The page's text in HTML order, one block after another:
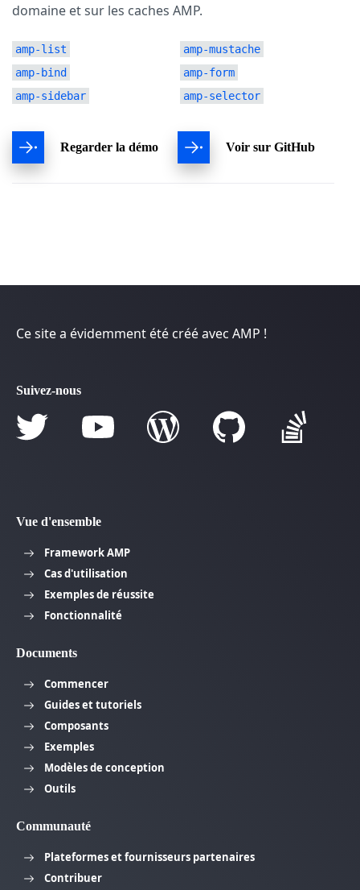
domaine et sur les caches AMP.
amp-list
amp-mustache
amp-bind
amp-form
amp-sidebar
amp-selector
Regarder la démo Voir sur GitHub
Ce site a évidemment été créé avec AMP !
Suivez-nous
Vue d'ensemble
Framework AMP
Cas d'utilisation
Exemples de réussite
Fonctionnalité
Documents
Commencer
Guides et tutoriels
Composants
Exemples
Modèles de conception
Outils
Communauté
Plateformes et fournisseurs partenaires
Contribuer